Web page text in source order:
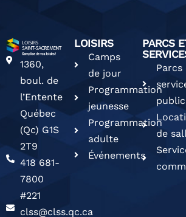
1360,
boul. de
l’Entente
Québec
(Qc) G1S
2T9
418 681-
7800
#221
clss@clss.qc.ca
LOISIRS
Camps
de jour
Programmation
jeunesse
Programmation
adulte
Événements
PARCS
Parcs
de